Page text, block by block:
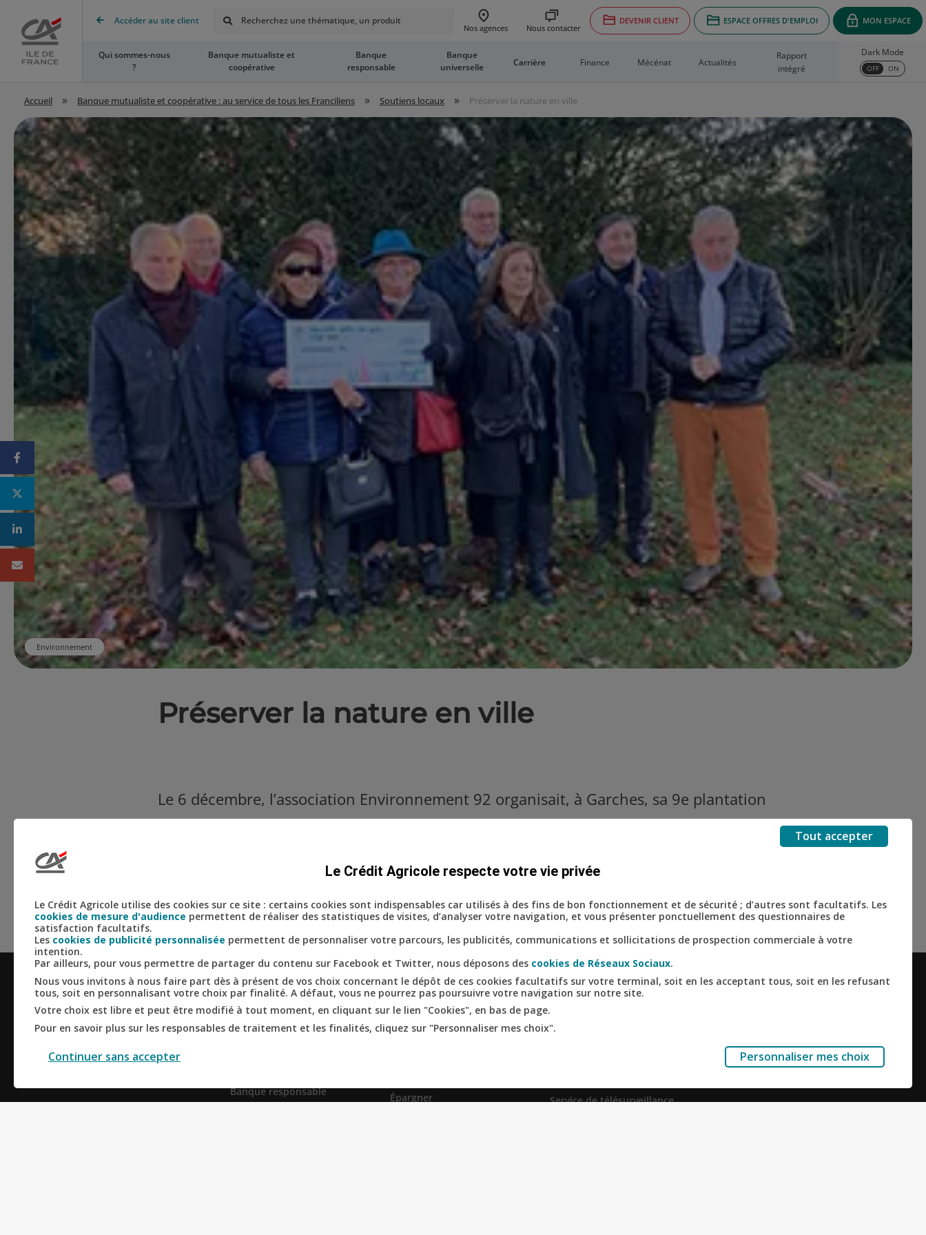
Accueil
Accéder au site client
Recherchez une thématique, un produit
Rechercher
Nos agences Nous contacter
DEVENIR CLIENT ESPACE OFFRES D'EMPLOI MON ESPACE
Qui sommes-nous
?
Banque mutualiste et
coopérative
Banque
responsable
Banque
universelle
Carrière Finance Mécénat Actualités
Rapport
intégré
Dark Mode
OFF ON
Accueil » Banque mutualiste et coopérative : au service de tous les Franciliens » Soutiens locaux » Préserver la nature en ville
Environnement
Préserver la nature en ville
Le 6 décembre, l’association Environnement 92 organisait, à Garches, sa 9e plantation
dans le cadre du projet « Planter des Arbres en Ville ». Avec le soutien de notre Caisse
pour améliorer la qualité de vie des citadins !
LE CRÉDIT AGRICOLE
D'ILE-DE-FRANCE
Banque responsable
RELATION
BANQUE CLIENT
Épargner
SITES SPÉCIALISÉS
Prêt immobilier en ligne
Service de télésurveillance
Nous contacter
Facebook
Twitter
Linkedin
Mail
Le Crédit Agricole respecte votre vie privée
Le Crédit Agricole utilise des cookies sur ce site : certains cookies sont indispensables car utilisés à des fins de bon fonctionnement et de sécurité ; d’autres sont facultatifs. Les
cookies de mesure d'audience permettent de réaliser des statistiques de visites, d’analyser votre navigation, et vous présenter ponctuellement des questionnaires de
satisfaction facultatifs.
Les cookies de publicité personnalisée permettent de personnaliser votre parcours, les publicités, communications et sollicitations de prospection commerciale à votre
intention.
Par ailleurs, pour vous permettre de partager du contenu sur Facebook et Twitter, nous déposons des cookies de Réseaux Sociaux.
Nous vous invitons à nous faire part dès à présent de vos choix concernant le dépôt de ces cookies facultatifs sur votre terminal, soit en les acceptant tous, soit en les refusant
tous, soit en personnalisant votre choix par finalité. A défaut, vous ne pourrez pas poursuivre votre navigation sur notre site.
Votre choix est libre et peut être modifié à tout moment, en cliquant sur le lien "Cookies", en bas de page.
Pour en savoir plus sur les responsables de traitement et les finalités, cliquez sur "Personnaliser mes choix".
Personnaliser mes choix
Tout accepter
Continuer sans accepter